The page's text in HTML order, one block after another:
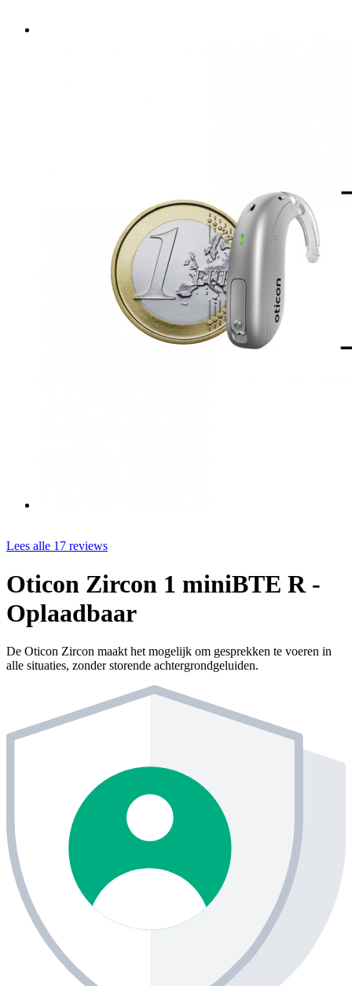
Lees alle 17 reviews
Oticon Zircon 1 miniBTE R -
Oplaadbaar
De Oticon Zircon maakt het mogelijk om gesprekken te voeren in
alle situaties, zonder storende achtergrondgeluiden.